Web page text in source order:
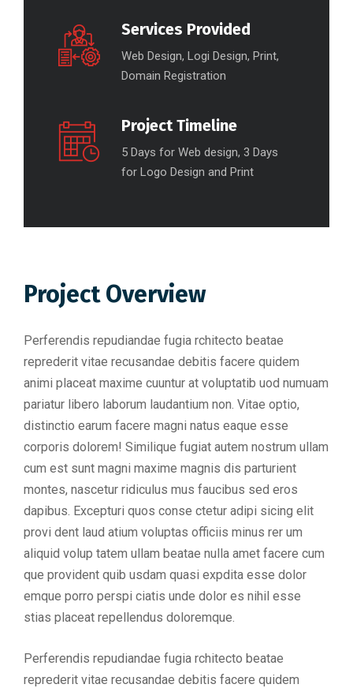
Services Provided
Web Design, Logi Design, Print,
Domain Registration
Project Timeline
5 Days for Web design, 3 Days
for Logo Design and Print
Project Overview
Perferendis repudiandae fugia rchitecto beatae
reprederit vitae recusandae debitis facere quidem
animi placeat maxime cuuntur at voluptatib uod numuam
pariatur libero laborum laudantium non. Vitae optio,
distinctio earum facere magni natus eaque esse
corporis dolorem! Similique fugiat autem nostrum ullam
cum est sunt magni maxime magnis dis parturient
montes, nascetur ridiculus mus faucibus sed eros
dapibus. Excepturi quos conse ctetur adipi sicing elit
provi dent laud atium voluptas officiis minus rer um
aliquid volup tatem ullam beatae nulla amet facere cum
que provident quib usdam quasi expdita esse dolor
emque porro perspi ciatis unde dolor es nihil esse
stias placeat repellendus doloremque.
Perferendis repudiandae fugia rchitecto beatae
reprederit vitae recusandae debitis facere quidem